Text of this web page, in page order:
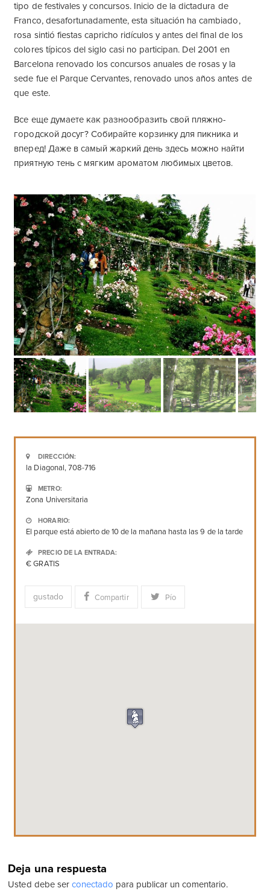
tipo de festivales y concursos. Inicio de la dictadura de
Franco, desafortunadamente, esta situación ha cambiado,
rosa sintió fiestas capricho ridículos y antes del final de los
colores típicos del siglo casi no participan. Del 2001 en
Barcelona renovado los concursos anuales de rosas y la
sede fue el Parque Cervantes, renovado unos años antes de
que este.
Все еще думаете как разнообразить свой пляжно-
городской досуг? Собирайте корзинку для пикника и
вперед! Даже в самый жаркий день здесь можно найти
приятную тень с мягким ароматом любимых цветов.
DIRECCIÓN:
la Diagonal, 708-716
METRO:
Zona Universitaria
HORARIO:
El parque está abierto de 10 de la mañana hasta las 9 de la tarde
PRECIO DE LA ENTRADA:
€ GRATIS
gustado Compartir Pío
Deja una respuesta
Usted debe ser conectado para publicar un comentario.